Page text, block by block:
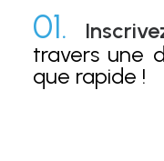
01.
travers une
que rapide !